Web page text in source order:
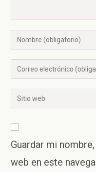
Introducí
tu
nombre
de
usuario
comentar
Introducí
tu
dirección
de
electrónico
comentar
Introducí
la
de
tu
web
Guardar mi
web en este